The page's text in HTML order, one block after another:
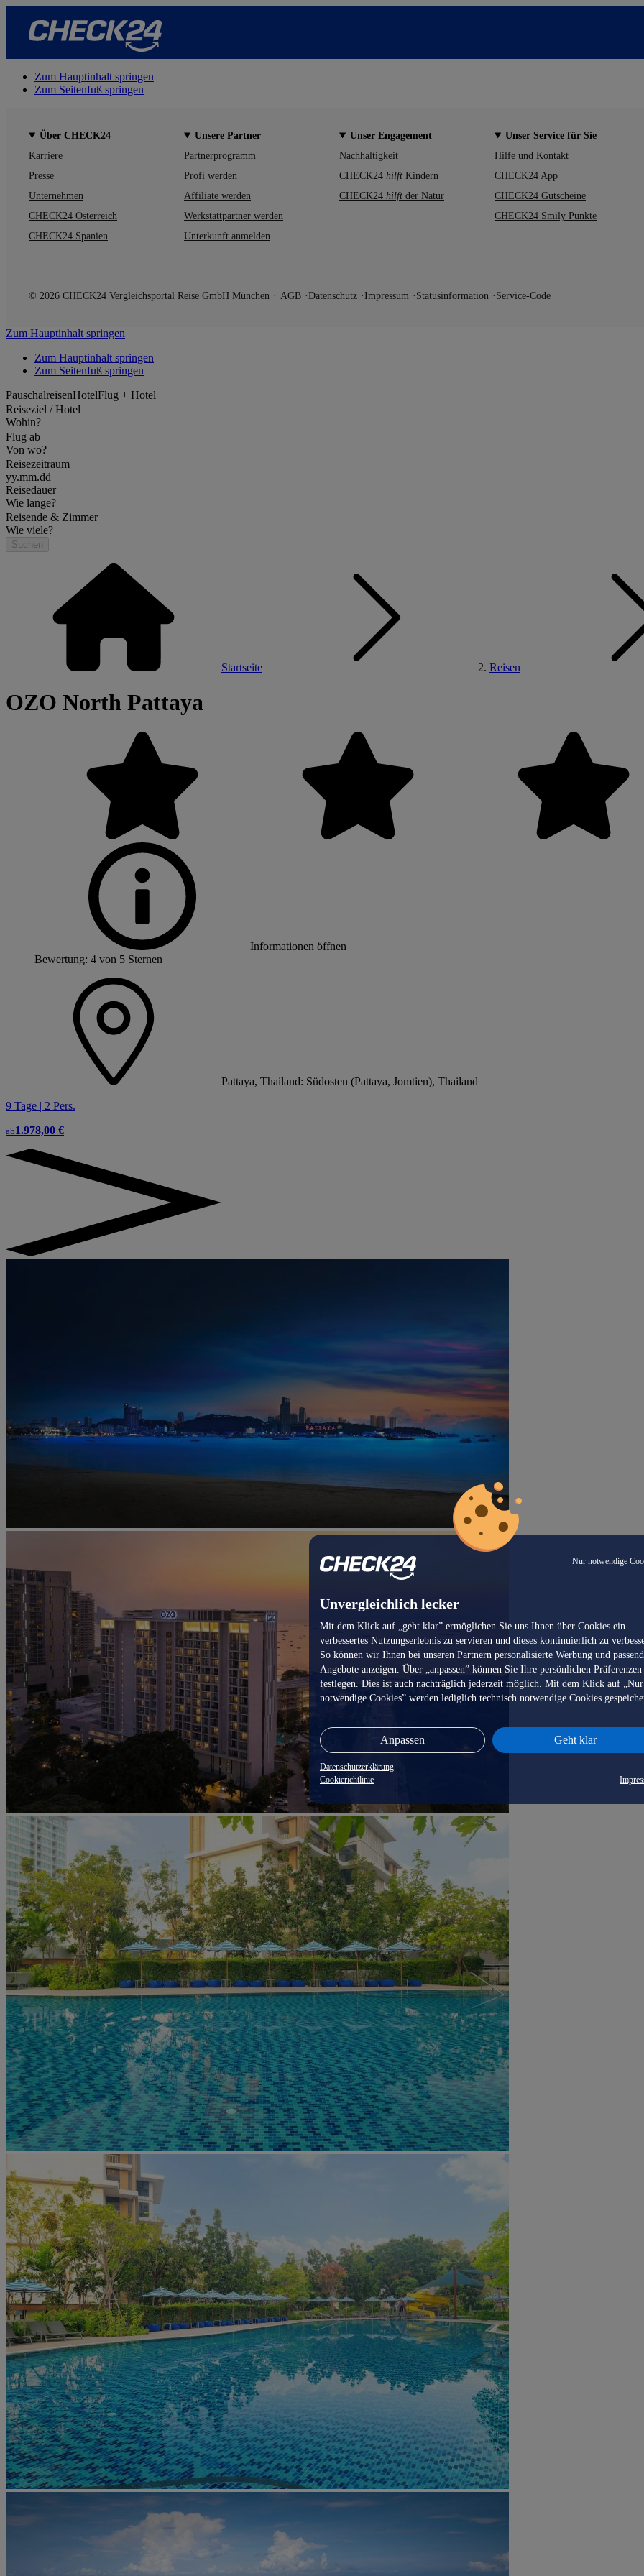
Nur notwendige
Unvergleichlich lecker
Mit dem Klick auf „geht klar” ermöglichen Sie uns Ihnen über Cookies ein
verbessertes Nutzungserlebnis zu servieren und dieses kontinuierlich zu
So können wir Ihnen bei unseren Partnern personalisierte Werbung und
Angebote anzeigen. Über „anpassen” können Sie Ihre persönlichen Präferenzen
festlegen. Dies ist auch nachträglich jederzeit möglich. Mit dem Klick auf „Nur
notwendige Cookies” werden lediglich technisch notwendige Cookies
Anpassen Geht klar
Datenschutzerklärung
Cookierichtlinie
Zum Hauptinhalt springen
Zum Seitenfuß springen
Über CHECK24
Karriere
Presse
Unternehmen
CHECK24 Österreich
CHECK24 Spanien
Unsere Partner
Partnerprogramm
Profi werden
Affiliate werden
Werkstattpartner werden
Unterkunft anmelden
Unser Engagement
Nachhaltigkeit
CHECK24 hilft Kindern
CHECK24 hilft der Natur
Unser Service für Sie
Hilfe und Kontakt
CHECK24 App
CHECK24 Gutscheine
CHECK24 Smily Punkte
© 2026 CHECK24 Vergleichsportal Reise GmbH München AGB Datenschutz Impressum Statusinformation Service-Code
Zum Hauptinhalt springen
Zum Hauptinhalt springen
Zum Seitenfuß springen
PauschalreisenHotelFlug + Hotel
Reiseziel / Hotel
Wohin?
Flug ab
Von wo?
Reisezeitraum
yy.mm.dd
Reisedauer
Wie lange?
Reisende & Zimmer
Wie viele?
Suchen
Startseite Reisen
OZO North Pattaya
Informationen öffnen
Bewertung: 4 von 5 Sternen
Pattaya, Thailand: Südosten (Pattaya, Jomtien), Thailand
9 Tage | 2 Pers.
ab1.978,00 €